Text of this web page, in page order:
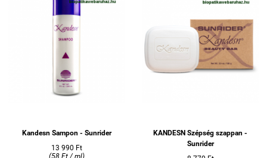
Kandesn Sampon - Sunrider
13 990 Ft
(58 Ft / ml)
KANDESN Szépség szappan -
Sunrider